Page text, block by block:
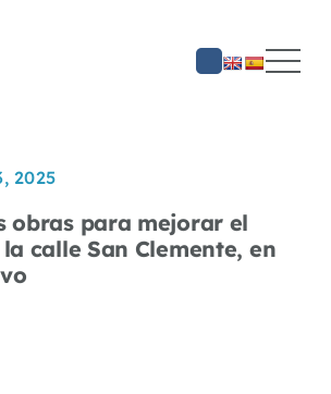
2025
obras para mejorar el
calle San Clemente, en